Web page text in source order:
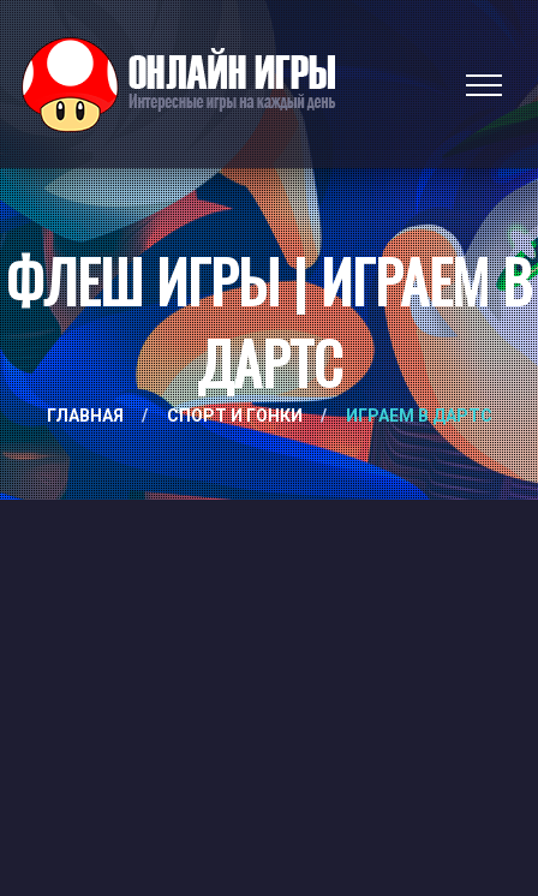
ФЛЕШ ИГРЫ | ИГРАЕМ В
ДАРТС
ГЛАВНАЯ / СПОРТ И ГОНКИ / ИГРАЕМ В ДАРТС